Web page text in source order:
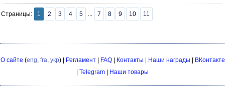
Страницы: 1 2 3 4 5 ... 7 8 9 10 11
О сайте (eng, fra, укр) | Регламент| FAQ| Контакты Наши награды
ВКонтакте
Telegram Наши товары